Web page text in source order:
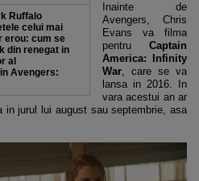
Ruffalo
celui mai
erou: cum se
din renegat in
al
Avengers:
Inainte de
Avengers, Chris
Evans va filma
pentru Captain
America: Infinity
War, care se va
lansa in 2016. In
vara acestui an ar
in jurul lui august sau septembrie, asa